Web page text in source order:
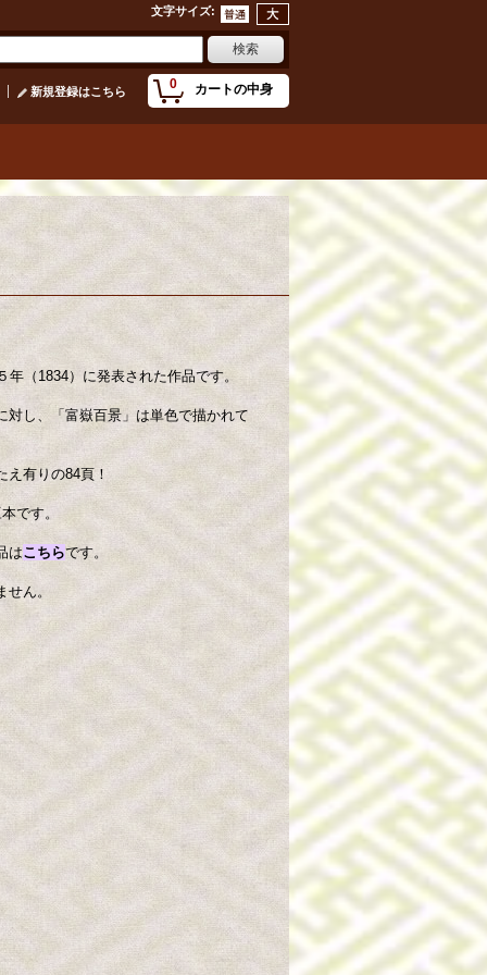
文字サイズ:
0 カートの中身
新規登録はこちら
（1834）に発表された作品です。
し、「富嶽百景」は単色で描かれて
有りの84頁！
です。
はこちらです。
ん。